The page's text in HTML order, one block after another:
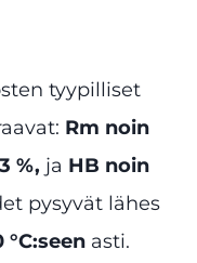
tyypilliset
Rm noin
%, ja HB noin
pysyvät lähes
°C:seen asti.